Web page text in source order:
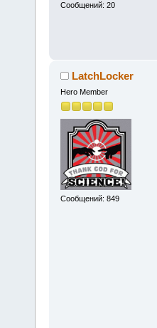
Сообщений: 20
LatchLocker
Hero Member
Сообщений: 849